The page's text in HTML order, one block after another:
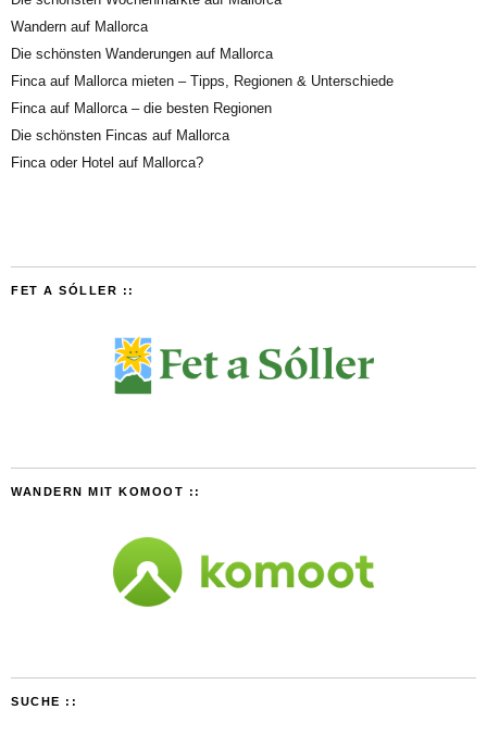
Wandern auf Mallorca
Die schönsten Wanderungen auf Mallorca
Finca auf Mallorca mieten – Tipps, Regionen & Unterschiede
Finca auf Mallorca – die besten Regionen
Die schönsten Fincas auf Mallorca
Finca oder Hotel auf Mallorca?
FET A SÓLLER ::
WANDERN MIT KOMOOT ::
SUCHE ::